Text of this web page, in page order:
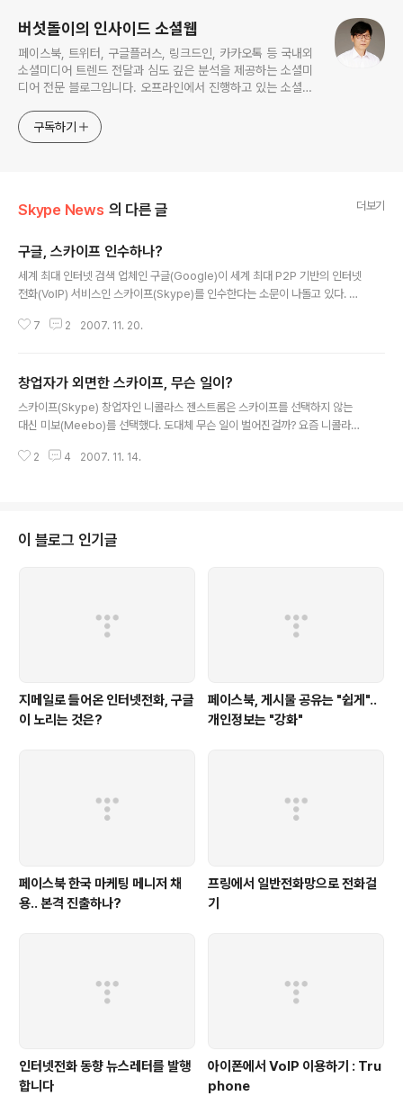
버섯돌이의 인사이드 소셜웹
페이스북, 트위터, 구글플러스, 링크드인, 카카오톡 등 국내외
소셜미디어 트렌드 전달과 심도 깊은 분석을 제공하는 소셜미
디어 전문 블로그입니다. 오프라인에서 진행하고 있는 소셜미
구독하기
Skype News 의 다른 글 더보기
구글, 스카이프 인수하나?
세계 최대 인터넷 검색 업체인 구글(Google)이 세계 최대 P2P 기반의 인터넷
전화(VoIP) 서비스인 스카이프(Skype)를 인수한다는 소문이 나돌고 있다. 이
ntly in favour around London's webbist community is the rumour
particularly because it fits with Google's ambitions for disrupting
the..
7 2 2007. 11. 20.
창업자가 외면한 스카이프, 무슨 일이?
스카이프(Skype) 창업자인 니콜라스 젠스트롬은 스카이프를 선택하지 않는
대신 미보(Meebo)를 선택했다. 도대체 무슨 일이 벌어진걸까? 요즘 니콜라스
주스트(Joost)에 집중하고 있다. 주스트(Joost)는 IP기반의 TV 서비스로 클
비스가 기획되었고, 니콜라스 젠스트롬이 스카이프와 주스트 모두의 창업자이
기 때문에 스카이프(Skype)가 그 역할을 담당할 것이라는 추측이 나돌았다.
2 4 2007. 11. 14.
이 블로그 인기글
지메일로 들어온 인터넷전화, 구글
이 노리는 것은?
페이스북, 게시물 공유는 "쉽게"..
개인정보는 "강화"
페이스북 한국 마케팅 메니저 채
용.. 본격 진출하나?
프링에서 일반전화망으로 전화걸
기
인터넷전화 동향 뉴스레터를 발행
합니다
아이폰에서 VoIP 이용하기 : Tru
phone